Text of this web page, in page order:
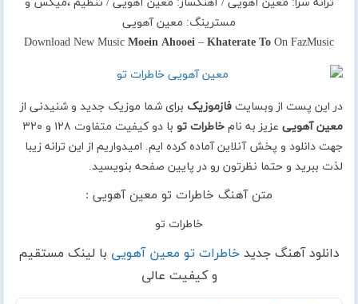
ترانه سرا: معین آهویی / آهنگساز: معین آهویی / تنظیم ،میکس و
مسترینگ: معین آهویی
Download New Music Moein Ahooei – Khaterate To On FazMusic
در این پست از وبسایتفازموزیک برای شما موزیک جدید و شنیدنی از
معین آهویی عزیز به نامخاطرات تو
با دو کیفیت متفاوت ۱۲۸ و ۳۲۰
جهت دانلود و پخش آنلاین آماده کرده ایم. امیدواریم از این ترانه زیبا
لذت ببرید و حتما نظرتون رو در پایین صفحه بنویسید.
متن آهنگ خاطرات تو معین آهویی :
خاطرات تو
دانلود آهنگ جدید خاطرات تو معین آهویی با لینک مستقیم
و کیفیت عالی